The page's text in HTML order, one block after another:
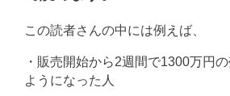
この読者さんの中には例えば、
・販売開始から2週間で1300万円
ようになった人